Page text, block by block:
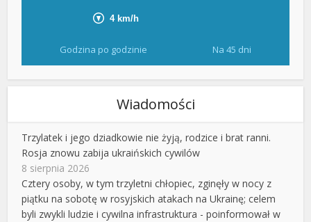
Godzina po godzinie Na 45 dni
Wiadomości
Trzylatek i jego dziadkowie nie żyją, rodzice i brat ranni.
Rosja znowu zabija ukraińskich cywilów
8 sierpnia 2026
Cztery osoby, w tym trzyletni chłopiec, zginęły w nocy z
piątku na sobotę w rosyjskich atakach na Ukrainę; celem
byli zwykli ludzie i cywilna infrastruktura - poinformował w